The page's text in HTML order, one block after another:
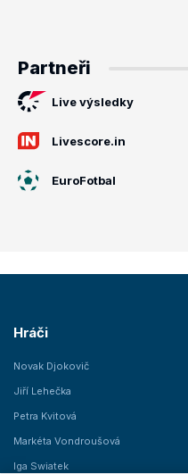
Partneři
Live výsledky
Livescore.in
EuroFotbal
Hráči
Novak Djokovič
Jiří Lehečka
Petra Kvitová
Markéta Vondroušová
Iga Swiatek